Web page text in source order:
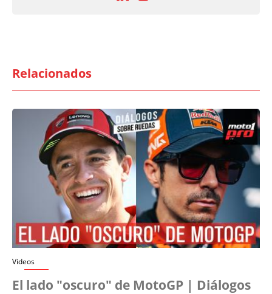
Relacionados
Videos
El lado "oscuro" de MotoGP | Diálogos